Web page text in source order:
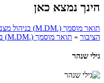
הינך נמצא כאן
תואר מוסמך (.M.DM) בניהול מצבי חירום ואסון
הציבור » תואר מוסמך (.M.DM) בניהול מצבי חירום ואסון
גילי שנהר